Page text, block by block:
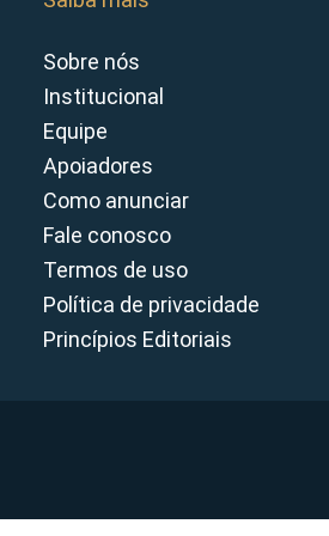
Sobre nós
Institucional
Equipe
Apoiadores
Como anunciar
Fale conosco
Termos de uso
Política de privacidade
Princípios Editoriais